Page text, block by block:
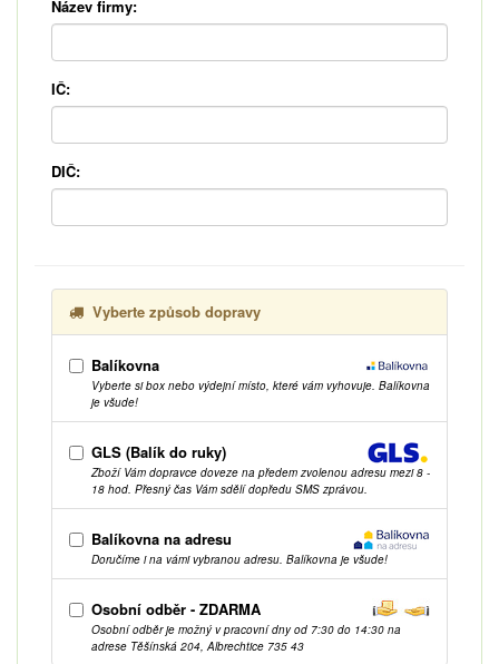
Název firmy:
IČ:
DIČ:
Vyberte způsob dopravy
Balíkovna
Vyberte si box nebo výdejní místo, které vám vyhovuje. Balíkovna
je všude!
GLS (Balík do ruky)
Zboží Vám dopravce doveze na předem zvolenou adresu mezi 8 -
18 hod. Přesný čas Vám sdělí dopředu SMS zprávou.
Balíkovna na adresu
Doručíme i na vámi vybranou adresu. Balíkovna je všude!
Osobní odběr - ZDARMA
Osobní odběr je možný v pracovní dny od 7:30 do 14:30 na
adrese Těšínská 204, Albrechtice 735 43